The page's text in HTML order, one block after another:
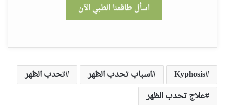
اسأل طاقمنا الطبي الآن
Kyphosis اسباب تحدب الظهر
تحدب الظهر
علاج تحدب الظهر